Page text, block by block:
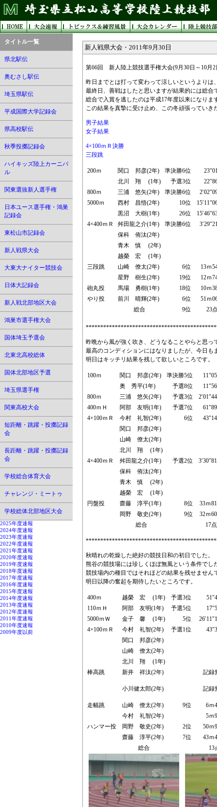
タイトル一覧
県北駅伝
奥むさし駅伝
埼玉県駅伝
平成国際大学記録会
県高校駅伝
秋季投擲記録会
ハイキッズ陸上カーニバ
ル
関東選抜新人選手権
日本ユース選手権・鴻巣
記録会
東松山市記録会
新人戦県大会
大東大ナイター競技会
日体大記録会
新人戦北部地区大会
鴻巣市選手権大会
国体埼玉予選会
北東北高校総体
国体北部地区予選
埼玉県選手権
関東高校大会
短距離・跳躍・投擲記録
会
長距離・跳躍・投擲記録
会
学校総合体育大会
チャレンジ・ミートゥ
学校総体北部地区大会
2025年度速報
2024年度速報
2023年度速報
2022年度速報
2021年度速報
2020年度速報
2019年度速報
2018年度速報
2017年度速報
2016年度速報
2015年度速報
2014年度速報
2013年度速報
2012年度速報
2011年度速報
2010年度速報
2009年度以前
新人戦県大会・2011年9月30日
第66回 新人陸上競技選手権大会(9月30日～10月2
昨日までとは打って変わって涼しいというよりは
最終日、善戦はしたと思いますが結果的には総合
総合で入賞を逃したのは平成17年度以来になりま
この結果を真摯に受け止め、この冬頑張っていき
男子結果
女子結果
4×100ｍＲ決勝
三段跳
200ｍ 関口 邦彦(2年) 準決勝6位
北川 翔 (1年)
予選3位
800ｍ
三浦 悠矢(2年) 準決勝6位
5000ｍ
西村 昌悟(2年) 10位
黒沼 大樹(1年)
26位
4×400ｍＲ
舛田龍之介(1年) 準決勝6位
保科 侑汰(2年)
青木 慎 (2年)
越榮 宏 (1年)
三段跳
山崎 僚太(2年) 6位
13ｍ
星野 樹生(2年)
19位
12ｍ
砲丸投
馬場 勇樹(1年) 18位
10ｍ
やり投
前川 晴輝(2年) 6位
51ｍ
総合
9位 23
昨晩から風が強く吹き、どうなることやらと思
最高のコンディションにはなりましたが、今日も
明日はキッチリ結果を残して欲しいところです。
100ｍ 関口 邦彦(2年) 準決勝5位
11″05
奥 秀平(1年)
予選8位
11″56
800ｍ
三浦 悠矢(2年) 予選3位
2′01″44
400ｍＨ
阿部 友明(1年) 予選7位
61″89
4×100ｍＲ
今村 礼智(2年) 6位
43″14
関口 邦彦(2年)
山崎 僚太(2年)
北川 翔 (1年)
4×400ｍＲ
舛田龍之介(1年) 予選2位
3′30″81
保科 侑汰(2年)
青木 慎 (2年)
越榮 宏 (1年)
円盤投
齋藤 淳平(1年) 8位
33ｍ81
岡野 敬史(2年)
9位
32ｍ60
総合
17点
秋晴れの乾燥した絶好の競技日和の初日でした。
熊谷の競技場には珍しくほぼ無風という条件でし
競技場内の種目ではそれほどの結果を残せません
明日以降の奮起を期待したいところです。
400ｍ 越榮 宏 (1年) 予選3位
110ｍＨ
阿部 友明(1年) 予選5位
5000ｍＷ
金子 馨 (1年) 5位
4×100ｍＲ
今村 礼智(2年) 予選1位
関口 邦彦(2年)
山崎 僚太(2年)
北川 翔 (1年)
棒高跳
新井 祥汰(2年) 記録
小川健太郎(2年) 記録
走幅跳 山崎 僚太(2年) 9位
6ｍ
今村 礼智(2年)
5ｍ
ハンマー投
岡野 敬史(2年) 2位
50ｍ
齋藤 淳平(2年)
7位
43ｍ
総合
13